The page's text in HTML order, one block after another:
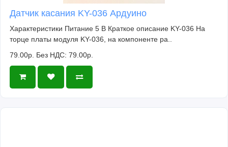
Датчик касания KY-036 Ардуино
Характеристики Питание 5 В Краткое описание KY-036 На
торце платы модуля KY-036, на компоненте ра..
79.00р. Без НДС: 79.00р.